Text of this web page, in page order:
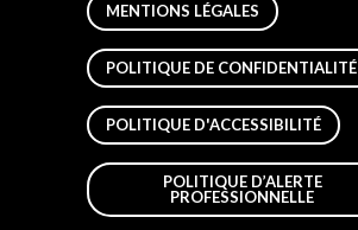
MENTIONS LÉGALES
POLITIQUE DE CONFIDENTIALITÉ
POLITIQUE D'ACCESSIBILITÉ
POLITIQUE D’ALERTE
PROFESSIONNELLE